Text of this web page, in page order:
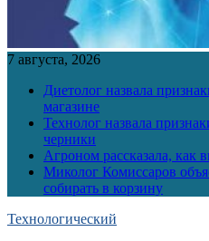
7 августа, 2026
Диетолог назвала
магазине
Технолог назвала
черники
Агроном рассказала,
Миколог Комиссаров
собирать в корзину
Технологический